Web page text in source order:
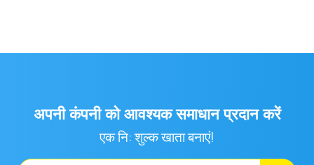
अपनी कंपनी को आवश्यक समाधान प्रदान करें
एक नि: शुल्क खाता बनाएं!